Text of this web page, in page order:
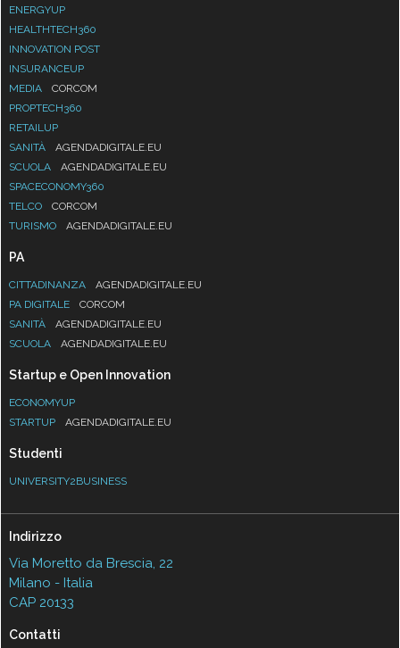
ENERGYUP
HEALTHTECH360
INNOVATION POST
INSURANCEUP
MEDIA
CORCOM
PROPTECH360
RETAILUP
SANITÀ
AGENDADIGITALE.EU
SCUOLA
AGENDADIGITALE.EU
SPACECONOMY360
TELCO
CORCOM
TURISMO
AGENDADIGITALE.EU
PA
CITTADINANZA
AGENDADIGITALE.EU
PA DIGITALE
CORCOM
SANITÀ
AGENDADIGITALE.EU
SCUOLA
AGENDADIGITALE.EU
Startup e Open Innovation
ECONOMYUP
STARTUP
AGENDADIGITALE.EU
Studenti
UNIVERSITY2BUSINESS
Indirizzo
Via Moretto da Brescia, 22
Milano - Italia
CAP 20133
Contatti